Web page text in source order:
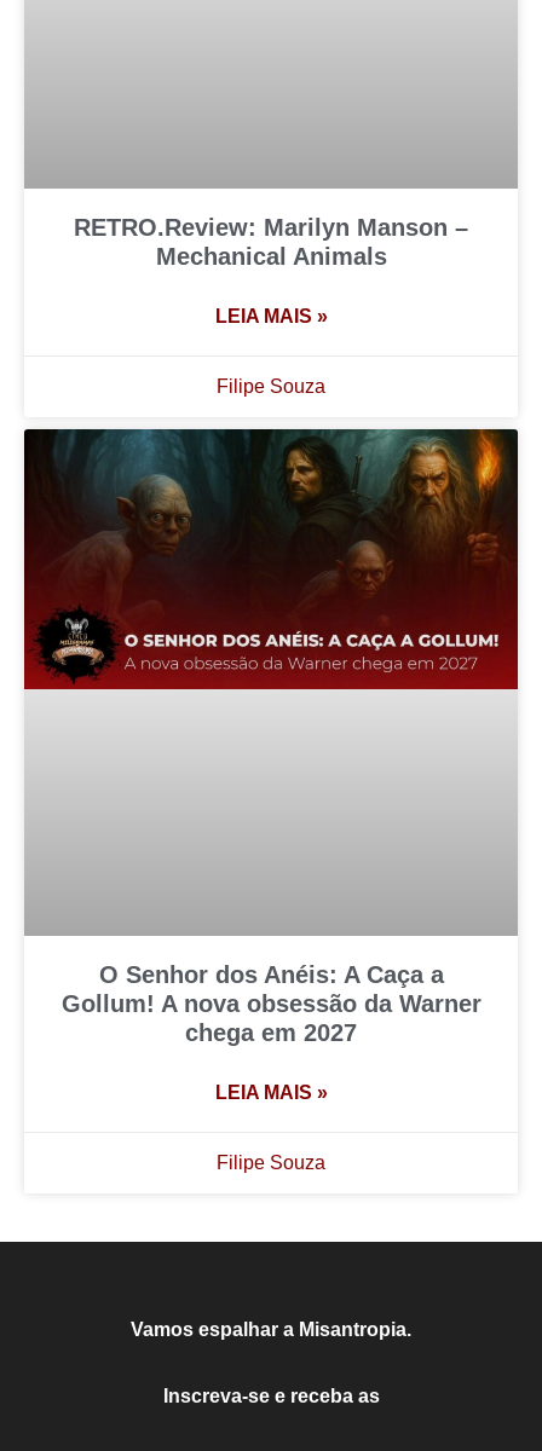
RETRO.Review: Marilyn Manson –
Mechanical Animals
LEIA MAIS »
Filipe Souza
O Senhor dos Anéis: A Caça a
Gollum! A nova obsessão da Warner
chega em 2027
LEIA MAIS »
Filipe Souza
Vamos espalhar a Misantropia.
Inscreva-se e receba as